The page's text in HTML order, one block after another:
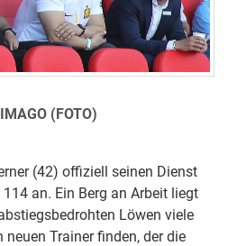
(FOTO)
(42) offiziell seinen Dienst
an. Ein Berg an Arbeit liegt
Löwen viele
neuen Trainer finden, der die